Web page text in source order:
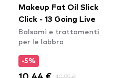
Makeup Fat Oil Slick
Click - 13 Going Live
Balsami e trattamenti
per le labbra
-5%